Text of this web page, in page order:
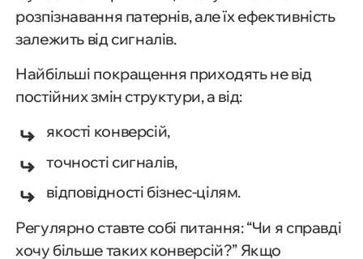
розпізнавання патернів, але їх ефективність
залежить від сигналів.
Найбільші покращення приходять не від
постійних змін структури, а від:
якості конверсій,
точності сигналів,
відповідності бізнес-цілям.
Регулярно ставте собі питання: “Чи я справді
хочу більше таких конверсій?” Якщо